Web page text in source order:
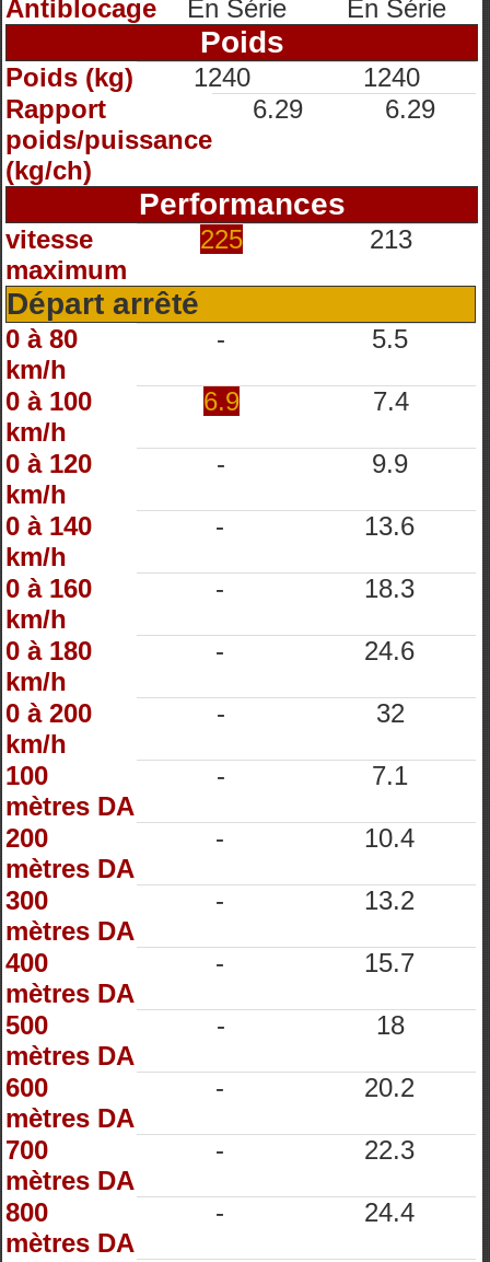
Antiblocage
En Série En Série
Poids
Poids (kg) 1240
1240
Rapport
poids/puissance
(kg/ch)
6.29 6.29
Performances
vitesse
maximum
225 213
Départ arrêté
0 à 80
km/h
- 5.5
0 à 100
km/h
6.9 7.4
0 à 120
km/h
- 9.9
0 à 140
km/h
- 13.6
0 à 160
km/h
- 18.3
0 à 180
km/h
- 24.6
0 à 200
km/h
- 32
100
mètres DA
- 7.1
200
mètres DA
- 10.4
300
mètres DA
- 13.2
400
mètres DA
- 15.7
500
mètres DA
- 18
600
mètres DA
- 20.2
700
mètres DA
- 22.3
800
mètres DA
- 24.4